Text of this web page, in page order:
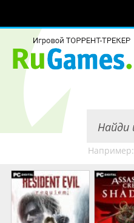
Например: